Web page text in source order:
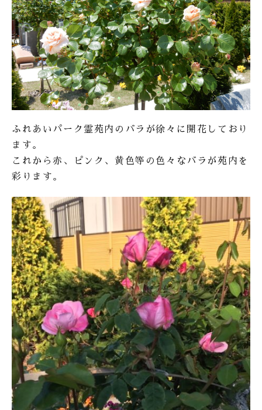
ふれあいパーク霊苑内のバラが徐々に開花しており
ます。
これから赤、ピンク、黄色等の色々なバラが苑内を
彩ります。